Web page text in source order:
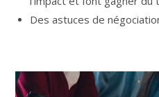
Des astuces de